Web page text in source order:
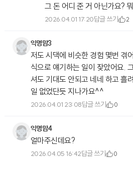
그 돈 어디 준 거 아닌가요?
2026.04.01 17:20답글 쓰기 2
익명맘3
저도 시댁에 비슷한 경험 몇번 겪
식으로 얘기하는 일이 잦았어요.
셔도 기대도 안되고 네네 하고 흘
일 없었단듯 지나가요^^
2026.04.01 23:08답글 쓰기 0
익명맘4
얼마주신데요?
2026.04.05 16:42답글 쓰기 0